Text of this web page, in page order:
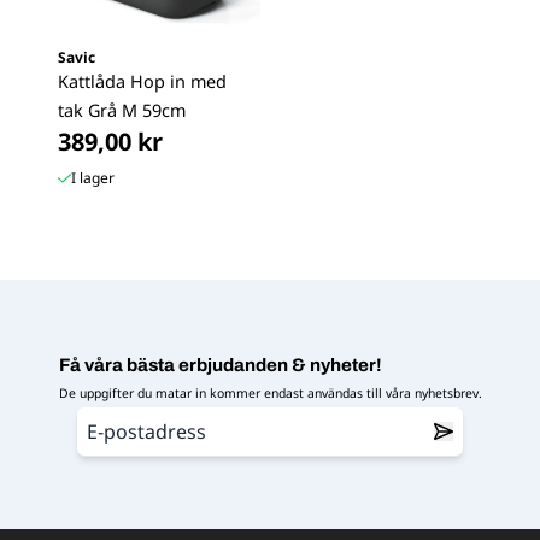
Savic
Kattlåda Hop in med
tak Grå M 59cm
389,00 kr
I lager
Få våra bästa erbjudanden & nyheter!
De uppgifter du matar in kommer endast användas till våra nyhetsbrev.